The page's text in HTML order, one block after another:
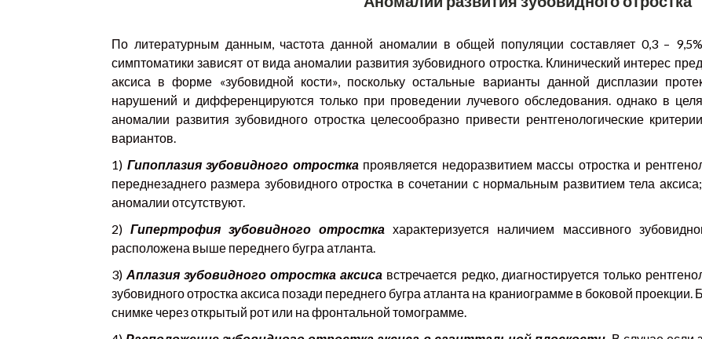
По литературным данным, частота данной аномалии в общей популяции составляет 0,3 –
симптоматики зависят от вида аномалии развития зубовидного отростка. Клинический интерес
аксиса в форме «зубовидной кости», поскольку остальные варианты данной дисплазии
нарушений и дифференцируются только при проведении лучевого обследования. однако в
аномалии развития зубовидного отростка целесообразно привести рентгенологические
вариантов.
1) Гипоплазия зубовидного отросткапроявляется недоразвитием массы отростка и
переднезаднего размера зубовидного отростка в сочетании с нормальным развитием тела
аномалии отсутствуют.
2)Гипертрофия зубовидного отростка характеризуется наличием массивного
расположена выше переднего бугра атланта.
3) Аплазия зубовидного отростка аксиса встречается редко, диагностируется только
зубовидного отростка аксиса позади переднего бугра атланта на краниограмме в боковой
снимке через открытый рот или на фронтальной томограмме.